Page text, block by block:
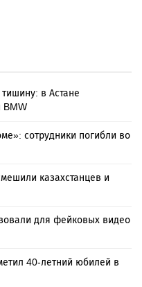
в Астане
BMW
сотрудники погибли во
казахстанцев и
для фейковых видео
40-летний юбилей в